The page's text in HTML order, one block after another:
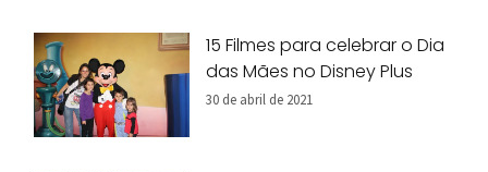
15 Filmes para celebrar o Dia
das Mães no Disney Plus
30 de abril de 2021